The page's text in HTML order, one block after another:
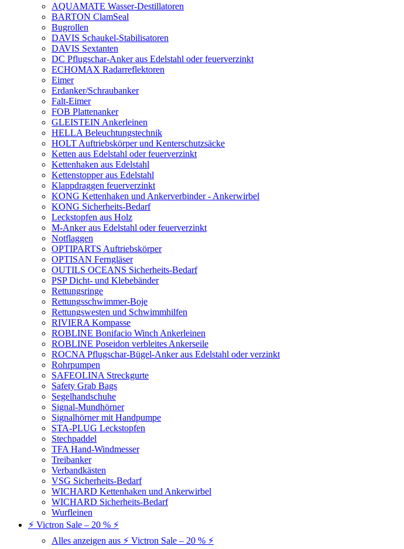
AQUAMATE Wasser-Destillatoren
BARTON ClamSeal
Bugrollen
DAVIS Schaukel-Stabilisatoren
DAVIS Sextanten
DC Pflugschar-Anker aus Edelstahl oder feuerverzinkt
ECHOMAX Radarreflektoren
Eimer
Erdanker/Schraubanker
Falt-Eimer
FOB Plattenanker
GLEISTEIN Ankerleinen
HELLA Beleuchtungstechnik
HOLT Auftriebskörper und Kenterschutzsäcke
Ketten aus Edelstahl oder feuerverzinkt
Kettenhaken aus Edelstahl
Kettenstopper aus Edelstahl
Klappdraggen feuerverzinkt
KONG Kettenhaken und Ankerverbinder - Ankerwirbel
KONG Sicherheits-Bedarf
Leckstopfen aus Holz
M-Anker aus Edelstahl oder feuerverzinkt
Notflaggen
OPTIPARTS Auftriebskörper
OPTISAN Ferngläser
OUTILS OCEANS Sicherheits-Bedarf
PSP Dicht- und Klebebänder
Rettungsringe
Rettungsschwimmer-Boje
Rettungswesten und Schwimmhilfen
RIVIERA Kompasse
ROBLINE Bonifacio Winch Ankerleinen
ROBLINE Poseidon verbleites Ankerseile
ROCNA Pflugschar-Bügel-Anker aus Edelstahl oder verzinkt
Rohrpumpen
SAFEOLINA Streckgurte
Safety Grab Bags
Segelhandschuhe
Signal-Mundhörner
Signalhörner mit Handpumpe
STA-PLUG Leckstopfen
Stechpaddel
TFA Hand-Windmesser
Treibanker
Verbandkästen
VSG Sicherheits-Bedarf
WICHARD Kettenhaken und Ankerwirbel
WICHARD Sicherheits-Bedarf
Wurfleinen
⚡ Victron Sale – 20 % ⚡
Alles anzeigen aus ⚡ Victron Sale – 20 % ⚡